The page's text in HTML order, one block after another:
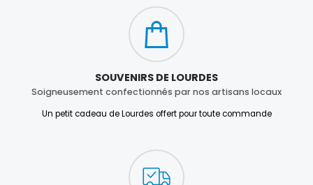
SOUVENIRS DE LOURDES
Soigneusement confectionnés par nos artisans locaux
Un petit cadeau de Lourdes offert pour toute commande